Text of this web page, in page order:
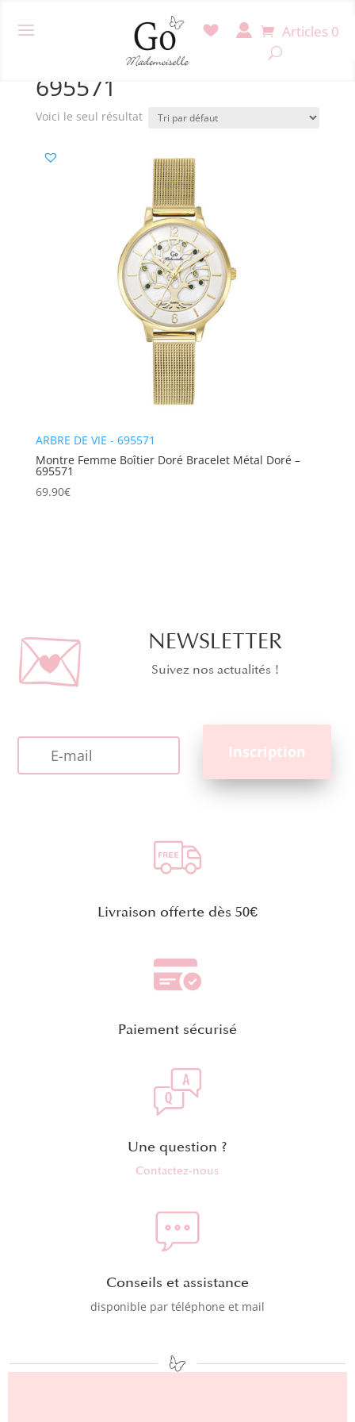
Articles 0
/ Produit Référence / 695571
695571
Voici le seul résultat
ARBRE DE VIE - 695571
Montre Femme Boîtier Doré Bracelet Métal Doré –
695571
69.90€
NEWSLETTER
Suivez nos actualités !
Livraison offerte dès 50€
Paiement sécurisé
Une question ?
Contactez-nous
Conseils et assistance
disponible par téléphone et mail